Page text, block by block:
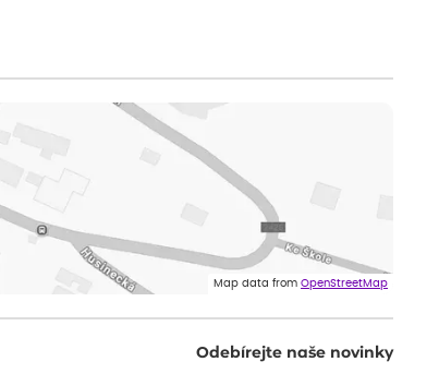
Map data from OpenStreetMap
Odebírejte naše novinky